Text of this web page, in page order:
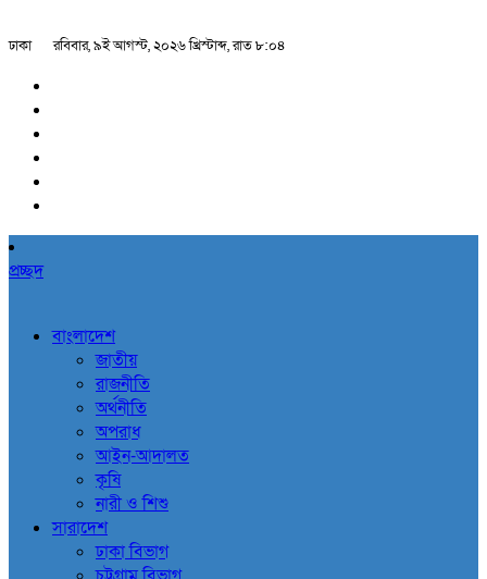
ঢাকা রবিবার, ৯ই আগস্ট, ২০২৬ খ্রিস্টাব্দ, রাত ৮:০৪
প্রচ্ছদ
বাংলাদেশ
জাতীয়
রাজনীতি
অর্থনীতি
অপরাধ
আইন-আদালত
কৃষি
নারী ও শিশু
সারাদেশ
ঢাকা বিভাগ